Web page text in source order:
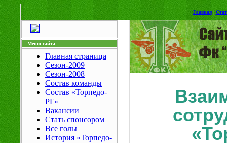
Главная|
Меню сайта
Главная страница
Сезон-2009
Сезон-2008
Состав команды
Состав «Торпедо-
РГ»
Вакансии
Стать спонсором
Все голы
История «Торпедо-